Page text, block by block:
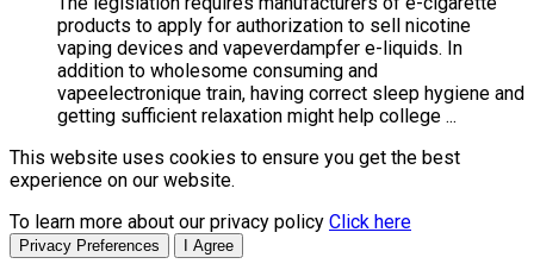
products to apply for authorization to sell nicotine
vaping devices and vapeverdampfer e-liquids. In
addition to wholesome consuming and
vapeelectronique train, having correct sleep hygiene and
getting sufficient relaxation might help college ...
This website uses cookies to ensure you get the best
experience on our website.
To learn more about our privacy policy Click here
Privacy Preferences I Agree